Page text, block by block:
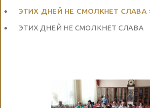
ЭТИХ ДНЕЙ НЕ СМОЛКНЕТ СЛАВА
ЭТИХ ДНЕЙ НЕ СМОЛКНЕТ СЛАВА